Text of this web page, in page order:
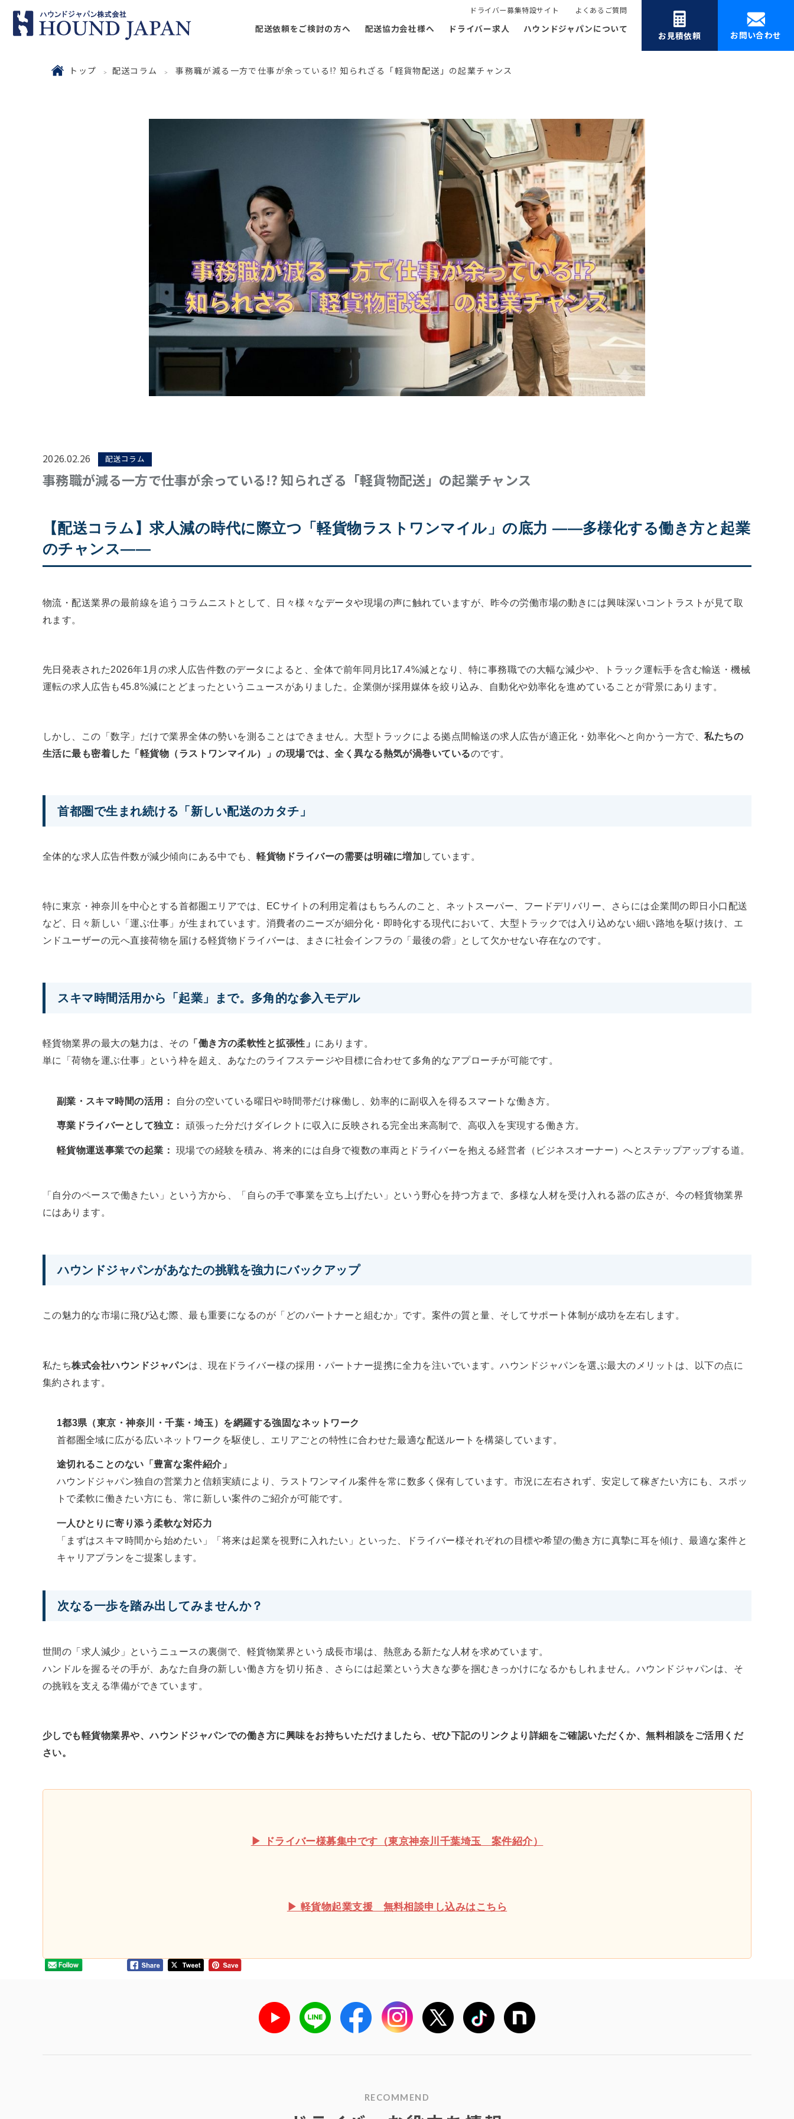
ドライバー募集特設サイト よくあるご質問
配送依頼をご検討の方へ 配送協力会社様へ ドライバー求人 ハウンドジャパンについて
お見積依頼 お問い合わせ
トップ 配送コラム 事務職が減る一方で仕事が余っている!? 知られざる「軽貨物配送」の起業チャンス
2026.02.26 配送コラム
事務職が減る一方で仕事が余っている!? 知られざる「軽貨物配送」の起業チャンス
【配送コラム】求人減の時代に際立つ「軽貨物ラストワンマイル」の底力 ――多様化する働き方と起業
のチャンス――
物流・配送業界の最前線を追うコラムニストとして、日々様々なデータや現場の声に触れていますが、昨今の労働市場の動きには興味深いコントラストが見て取
れます。
先日発表された2026年1月の求人広告件数のデータによると、全体で前年同月比17.4%減となり、特に事務職での大幅な減少や、トラック運転手を含む輸送・機械
運転の求人広告も45.8%減にとどまったというニュースがありました。企業側が採用媒体を絞り込み、自動化や効率化を進めていることが背景にあります。
しかし、この「数字」だけで業界全体の勢いを測ることはできません。大型トラックによる拠点間輸送の求人広告が適正化・効率化へと向かう一方で、私たちの
生活に最も密着した「軽貨物（ラストワンマイル）」の現場では、全く異なる熱気が渦巻いているのです。
首都圏で生まれ続ける「新しい配送のカタチ」
全体的な求人広告件数が減少傾向にある中でも、軽貨物ドライバーの需要は明確に増加 しています。
特に東京・神奈川を中心とする首都圏エリアでは、ECサイトの利用定着はもちろんのこと、ネットスーパー、フードデリバリー、さらには企業間の即日小口配送
など、日々新しい「運ぶ仕事」が生まれています。消費者のニーズが細分化・即時化する現代において、大型トラックでは入り込めない細い路地を駆け抜け、エ
ンドユーザーの元へ直接荷物を届ける軽貨物ドライバーは、まさに社会インフラの「最後の砦」として欠かせない存在なのです。
スキマ時間活用から「起業」まで。多角的な参入モデル
軽貨物業界の最大の魅力は、その 「働き方の柔軟性と拡張性」 にあります。
単に「荷物を運ぶ仕事」という枠を超え、あなたのライフステージや目標に合わせて多角的なアプローチが可能です。
副業・スキマ時間の活用： 自分の空いている曜日や時間帯だけ稼働し、効率的に副収入を得るスマートな働き方。
専業ドライバーとして独立： 頑張った分だけダイレクトに収入に反映される完全出来高制で、高収入を実現する働き方。
軽貨物運送事業での起業： 現場での経験を積み、将来的には自身で複数の車両とドライバーを抱える経営者（ビジネスオーナー）へとステップアップする道。
「自分のペースで働きたい」という方から、「自らの手で事業を立ち上げたい」という野心を持つ方まで、多様な人材を受け入れる器の広さが、今の軽貨物業界
にはあります。
ハウンドジャパンがあなたの挑戦を強力にバックアップ
この魅力的な市場に飛び込む際、最も重要になるのが「どのパートナーと組むか」です。案件の質と量、そしてサポート体制が成功を左右します。
私たち株式会社ハウンドジャパンは、現在ドライバー様の採用・パートナー提携に全力を注いでいます。ハウンドジャパンを選ぶ最大のメリットは、以下の点に
集約されます。
1都3県（東京・神奈川・千葉・埼玉）を網羅する強固なネットワーク
首都圏全域に広がる広いネットワークを駆使し、エリアごとの特性に合わせた最適な配送ルートを構築しています。
途切れることのない「豊富な案件紹介」
ハウンドジャパン独自の営業力と信頼実績により、ラストワンマイル案件を常に数多く保有しています。市況に左右されず、安定して稼ぎたい方にも、スポッ
トで柔軟に働きたい方にも、常に新しい案件のご紹介が可能です。
一人ひとりに寄り添う柔軟な対応力
「まずはスキマ時間から始めたい」「将来は起業を視野に入れたい」といった、ドライバー様それぞれの目標や希望の働き方に真摯に耳を傾け、最適な案件と
キャリアプランをご提案します。
次なる一歩を踏み出してみませんか？
世間の「求人減少」というニュースの裏側で、軽貨物業界という成長市場は、熱意ある新たな人材を求めています。
ハンドルを握るその手が、あなた自身の新しい働き方を切り拓き、さらには起業という大きな夢を掴むきっかけになるかもしれません。ハウンドジャパンは、そ
の挑戦を支える準備ができています。
少しでも軽貨物業界や、ハウンドジャパンでの働き方に興味をお持ちいただけましたら、ぜひ下記のリンクより詳細をご確認いただくか、無料相談をご活用くだ
さい。
▶ ドライバー様募集中です（東京神奈川千葉埼玉 案件紹介）
▶ 軽貨物起業支援 無料相談申し込みはこちら
RECOMMEND